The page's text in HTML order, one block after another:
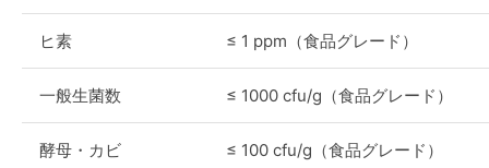
ヒ素 ≤ 1 ppm（食品グレード）
一般生菌数 ≤ 1000 cfu/g（食品グレード）
酵母・カビ ≤ 100 cfu/g（食品グレード）